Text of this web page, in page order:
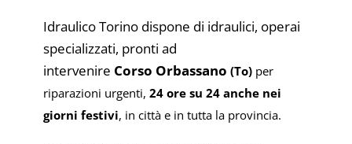
Idraulico Torino dispone di idraulici, operai
specializzati, pronti ad
intervenire Corso Orbassano (To) per
riparazioni urgenti, 24 ore su 24 anche nei
giorni festivi, in città e in tutta la provincia.